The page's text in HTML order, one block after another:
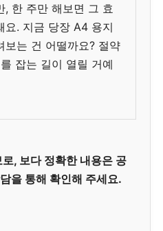
, 한 주만 해보면 그 효
요. 지금 당장 A4 용지
보는 건 어떨까요? 절약
잡는 길이 열릴 거예
, 보다 정확한 내용은 공
을 통해 확인해 주세요.